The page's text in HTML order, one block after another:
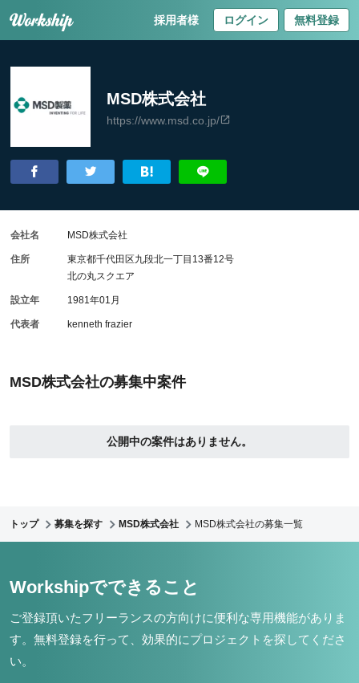
採用者様 ログイン 無料登録
MSD株式会社
https://www.msd.co.jp/
MSD株式会社の募集中案件
公開中の案件はありません。
会社名 MSD株式会社
住所
東京都千代田区九段北一丁目13番12号
北の丸スクエア
設立年 1981年01月
代表者 kenneth frazier
トップ 募集を探す MSD株式会社 MSD株式会社の募集一覧
Workshipでできること
ご登録頂いたフリーランスの方向けに便利な専用機能がありま
す。 無料登録を行って、効果的にプロジェクトを探してくださ
い。